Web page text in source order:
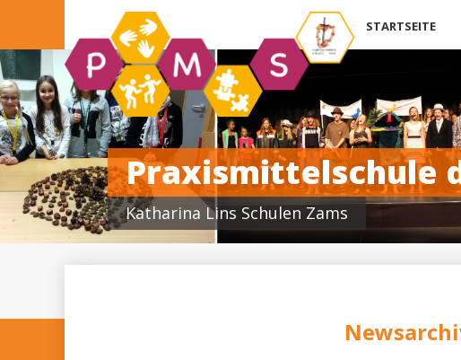
überspringen
STARTSEITE
Praxismittelschule
Katharina Lins Schulen Zams